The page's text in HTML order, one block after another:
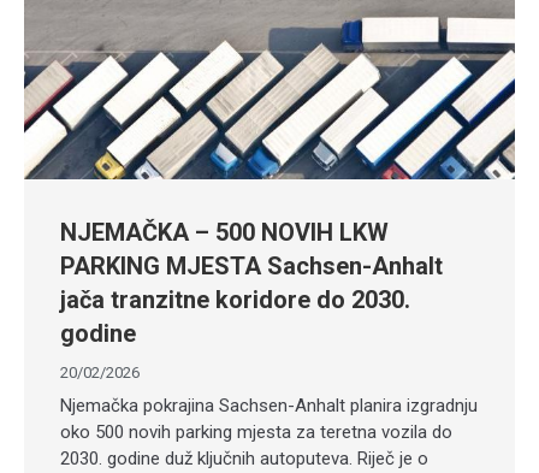
NJEMAČKA – 500 NOVIH LKW
PARKING MJESTA Sachsen-Anhalt
jača tranzitne koridore do 2030.
godine
20/02/2026
Njemačka pokrajina Sachsen-Anhalt planira izgradnju
oko 500 novih parking mjesta za teretna vozila do
2030. godine duž ključnih autoputeva. Riječ je o